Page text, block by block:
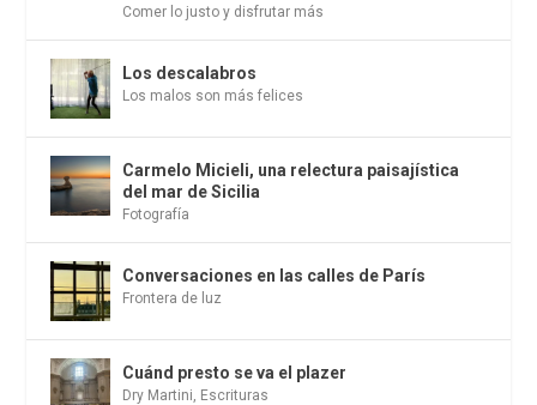
Comer lo justo y disfrutar más
Los descalabros
Los malos son más felices
Carmelo Micieli, una relectura paisajística
del mar de Sicilia
Fotografía
Conversaciones en las calles de París
Frontera de luz
Cuánd presto se va el plazer
Dry Martini Escrituras